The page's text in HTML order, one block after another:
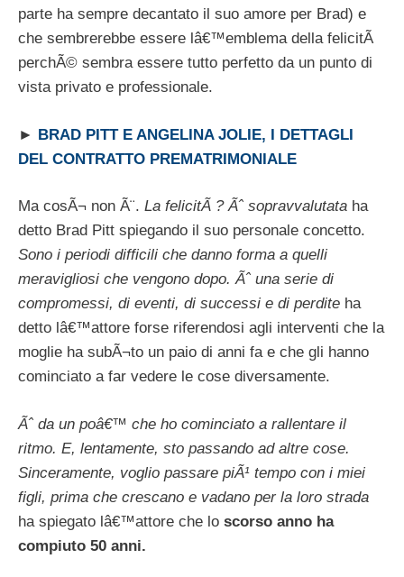
parte ha sempre decantato il suo amore per Brad) e
che sembrerebbe essere lâ€™emblema della felicitÃ
perchÃ© sembra essere tutto perfetto da un punto di
vista privato e professionale.
► BRAD PITT E ANGELINA JOLIE, I DETTAGLI
DEL CONTRATTO PREMATRIMONIALE
Ma cosÃ¬ non Ã¨. La felicitÃ ? Ãˆ sopravvalutata ha
detto Brad Pitt spiegando il suo personale concetto.
Sono i periodi difficili che danno forma a quelli
meravigliosi che vengono dopo. Ãˆ una serie di
compromessi, di eventi, di successi e di perdite ha
detto lâ€™attore forse riferendosi agli interventi che la
moglie ha subÃ¬to un paio di anni fa e che gli hanno
cominciato a far vedere le cose diversamente.
Ãˆ da un poâ€™ che ho cominciato a rallentare il
ritmo. E, lentamente, sto passando ad altre cose.
Sinceramente, voglio passare piÃ¹ tempo con i miei
figli, prima che crescano e vadano per la loro strada
ha spiegato lâ€™attore che lo scorso anno ha
compiuto 50 anni.